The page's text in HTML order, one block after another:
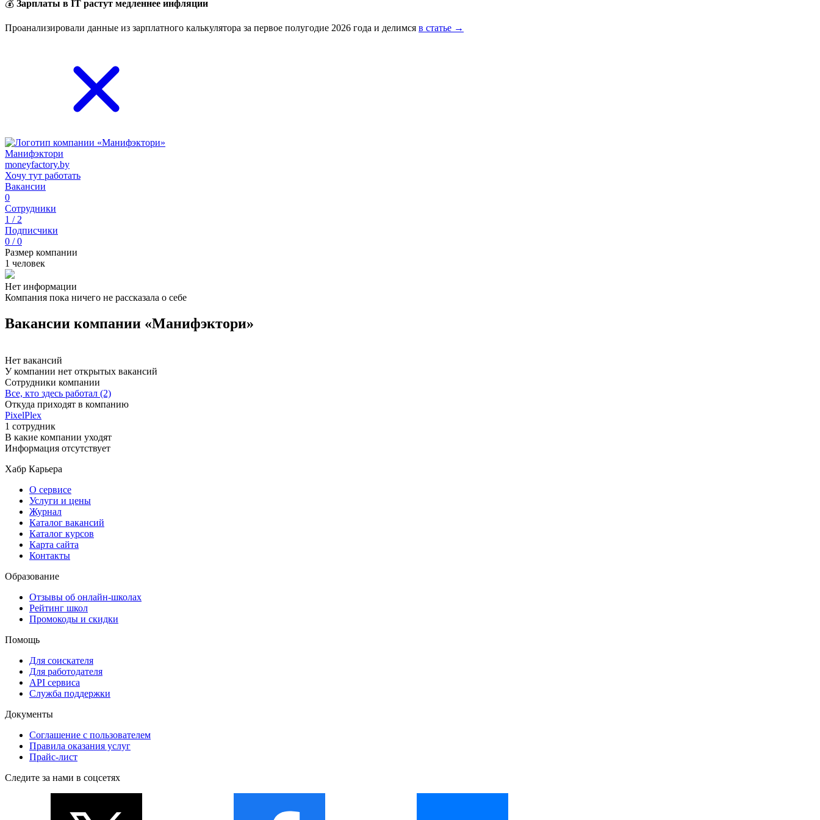
💰 Зарплаты в IT растут медленнее инфляции
Проанализировали данные из зарплатного калькулятора за первое полугодие 2026 года и делимся в статье →
Манифэктори
moneyfactory.by
Хочу тут работать
Вакансии
0
Сотрудники
1 / 2
Подписчики
0 / 0
Размер компании
1 человек
Нет информации
Компания пока ничего не рассказала о себе
Вакансии компании «Манифэктори»
Нет вакансий
У компании нет открытых вакансий
Сотрудники компании
Все, кто здесь работал (2)
Откуда приходят в компанию
PixelPlex
1 сотрудник
В какие компании уходят
Информация отсутствует
Хабр Карьера
О сервисе
Услуги и цены
Журнал
Каталог вакансий
Каталог курсов
Карта сайта
Контакты
Образование
Отзывы об онлайн-школах
Рейтинг школ
Промокоды и скидки
Помощь
Для соискателя
Для работодателя
API сервиса
Служба поддержки
Документы
Соглашение с пользователем
Правила оказания услуг
Прайс-лист
Следите за нами в соцсетях